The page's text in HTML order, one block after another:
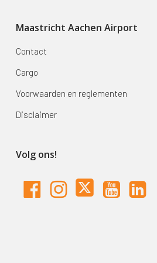
Maastricht Aachen Airport
Contact
Cargo
Voorwaarden en reglementen
Disclaimer
Volg ons!